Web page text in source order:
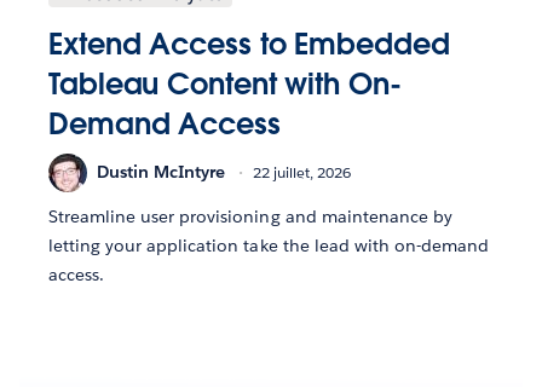
Extend Access to Embedded
Tableau Content with On-
Demand Access
Dustin McIntyre 22 juillet, 2026
Streamline user provisioning and maintenance by
letting your application take the lead with on-demand
access.